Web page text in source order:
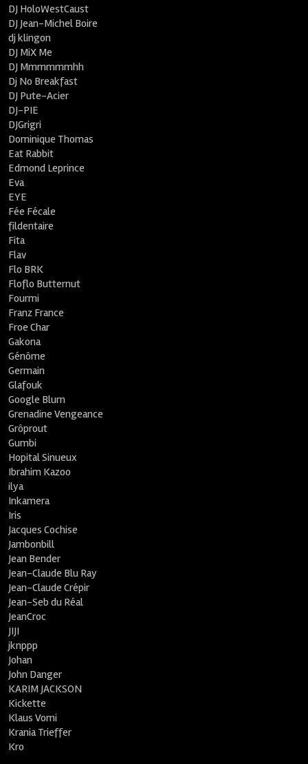
DJ HoloWestCaust
DJ Jean-Michel Boire
dj klingon
DJ MiX Me
DJ Mmmmmmhh
Dj No Breakfast
DJ Pute-Acier
DJ-PIE
DJGrigri
Dominique Thomas
Eat Rabbit
Edmond Leprince
Eva
EYE
Fée Fécale
fildentaire
Fita
Flav
Flo BRK
Floflo Butternut
Fourmi
Franz France
Froe Char
Gakona
Génôme
Germain
Glafouk
Google Blum
Grenadine Vengeance
Grôprout
Gumbi
Hopital Sinueux
Ibrahim Kazoo
ilya
Inkamera
Iris
Jacques Cochise
Jambonbill
Jean Bender
Jean-Claude Blu Ray
Jean-Claude Crépir
Jean-Seb du Réal
JeanCroc
JIJI
jknppp
Johan
John Danger
KARIM JACKSON
Kickette
Klaus Vomi
Krania Trieffer
Kro